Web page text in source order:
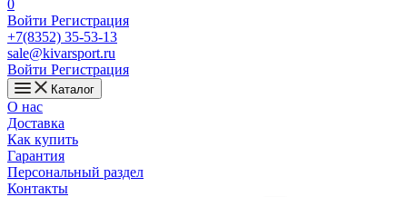
0
Войти Регистрация
+7(8352) 35-53-13
sale@kivarsport.ru
Войти Регистрация
Каталог
О нас
Доставка
Как купить
Гарантия
Персональный раздел
Контакты